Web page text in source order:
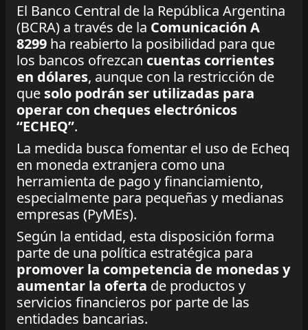
El Banco Central de la República Argentina
(BCRA) a través de la Comunicación A
8299 ha reabierto la posibilidad para que
los bancos ofrezcan cuentas corrientes
en dólares, aunque con la restricción de
que solo podrán ser utilizadas para
operar con cheques electrónicos
“ECHEQ”.
La medida busca fomentar el uso de Echeq
en moneda extranjera como una
herramienta de pago y financiamiento,
especialmente para pequeñas y medianas
empresas (PyMEs).
Según la entidad, esta disposición forma
parte de una política estratégica para
promover la competencia de monedas y
aumentar la oferta de productos y
servicios financieros por parte de las
entidades bancarias.